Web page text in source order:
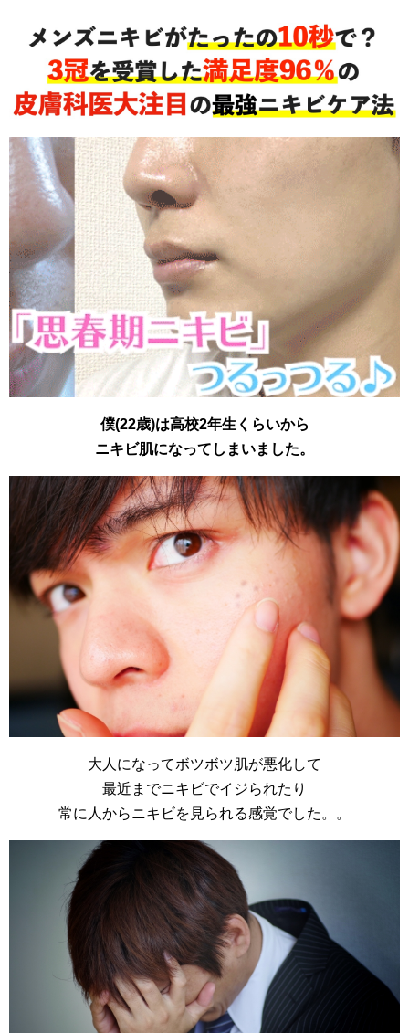
僕(22歳)は高校2年生くらいから
ニキビ肌になってしまいました。
大人になってボツボツ肌が悪化して
最近までニキビでイジられたり
常に人からニキビを見られる感覚でした。。